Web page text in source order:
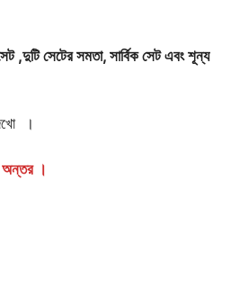
,দুটি সেটের সমতা, সার্বিক সেট এবং শূন্য
।
অন্তর ।